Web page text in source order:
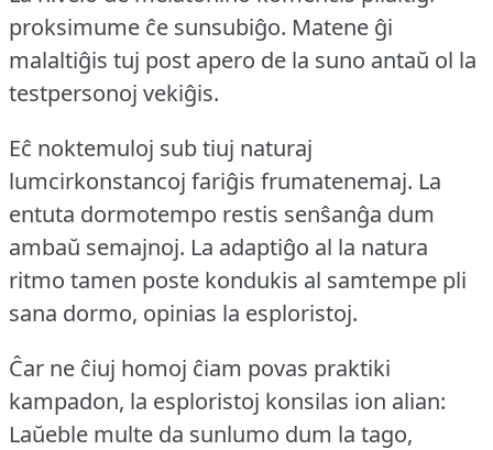
proksimume ĉe sunsubiĝo. Matene ĝi
malaltiĝis tuj post apero de la suno antaŭ ol la
testpersonoj vekiĝis.
Eĉ noktemuloj sub tiuj naturaj
lumcirkonstancoj fariĝis frumatenemaj. La
entuta dormotempo restis senŝanĝa dum
ambaŭ semajnoj. La adaptiĝo al la natura
ritmo tamen poste kondukis al samtempe pli
sana dormo, opinias la esploristoj.
Ĉar ne ĉiuj homoj ĉiam povas praktiki
kampadon, la esploristoj konsilas ion alian:
Laŭeble multe da sunlumo dum la tago,